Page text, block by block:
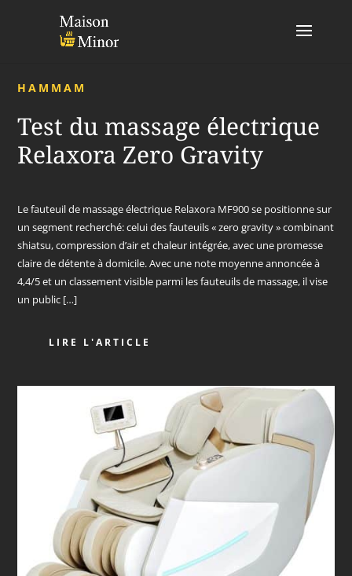
HAMMAM
Test du massage électrique
Relaxora Zero Gravity
Le fauteuil de massage électrique Relaxora MF900 se positionne sur
un segment recherché: celui des fauteuils « zero gravity » combinant
shiatsu, compression d’air et chaleur intégrée, avec une promesse
claire de détente à domicile. Avec une note moyenne annoncée à
4,4/5 et un classement visible parmi les fauteuils de massage, il vise
un public […]
LIRE L'ARTICLE